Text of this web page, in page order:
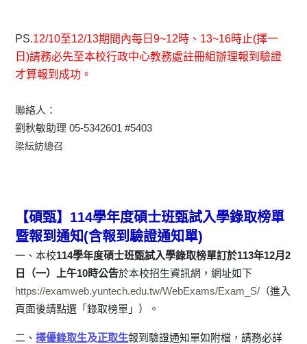
PS.12/10至12/13期間內每日9~12時、13~16時止(擇一
日)請務必先至本校行政中心教務處註冊組辦理報到驗證
才算報到成功。
聯絡人：
劉秋敏助理 05-5342601 #5403
梁紜紡總召
【碩甄】114學年度碩士班甄試入學錄取榜單
暨報到通知(含報到驗證通知單)
一、本校114學年度碩士班甄試入學錄取榜單訂於113年12月2
日（一）上午10時公告於本校招生資訊網，網址如下
https://examweb.yuntech.edu.tw/WebExams/Exam_S/ （進入
頁面後請點選「錄取榜單」）。
二、擇優錄取生及正取生報到驗證通知單如附檔，請務必詳